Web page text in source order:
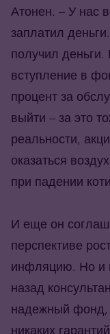
Атонен. – У нас
заплатил
получил
вступление в
процент за
выйти – за это
реальности,
оказаться
при падении
И еще он
перспективе
инфляцию. Но и
назад
надежный фонд,
никаких